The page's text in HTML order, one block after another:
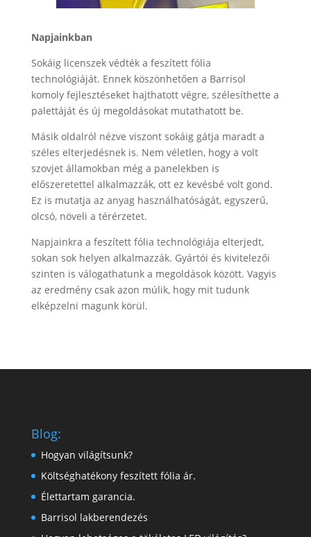
Napjainkban
Sokáig licenszek védték a feszített fólia
technológiáját. Ennek köszönhetően a Barrisol
komoly fejlesztéseket hajthatott végre, szélesíthette a
palettáját és új megoldásokat mutathatott be.
Másik oldalról nézve viszont sokáig gátja maradt a
széles elterjedésnek is. Nem véletlen, hogy a volt
szovjet államokban még a panelekben is
előszeretettel alkalmazzák, ott ez kevésbé volt gond.
Ez is mutatja az anyag használhatóságát, egyszerű,
olcsó, növeli a térérzetet.
Napjainkra a feszített fólia technológiája elterjedt,
sokan sok helyen alkalmazzák. Gyártói és kivitelezői
szinten is válogathatunk a megoldások között. Vagyis
az eredmény csak azon múlik, hogy mit tudunk
elképzelni magunk körül.
Blog:
Hogyan világítsunk?
Költséghatékony feszített fólia ár.
Élettartam garancia.
Barrisol lakberendezés